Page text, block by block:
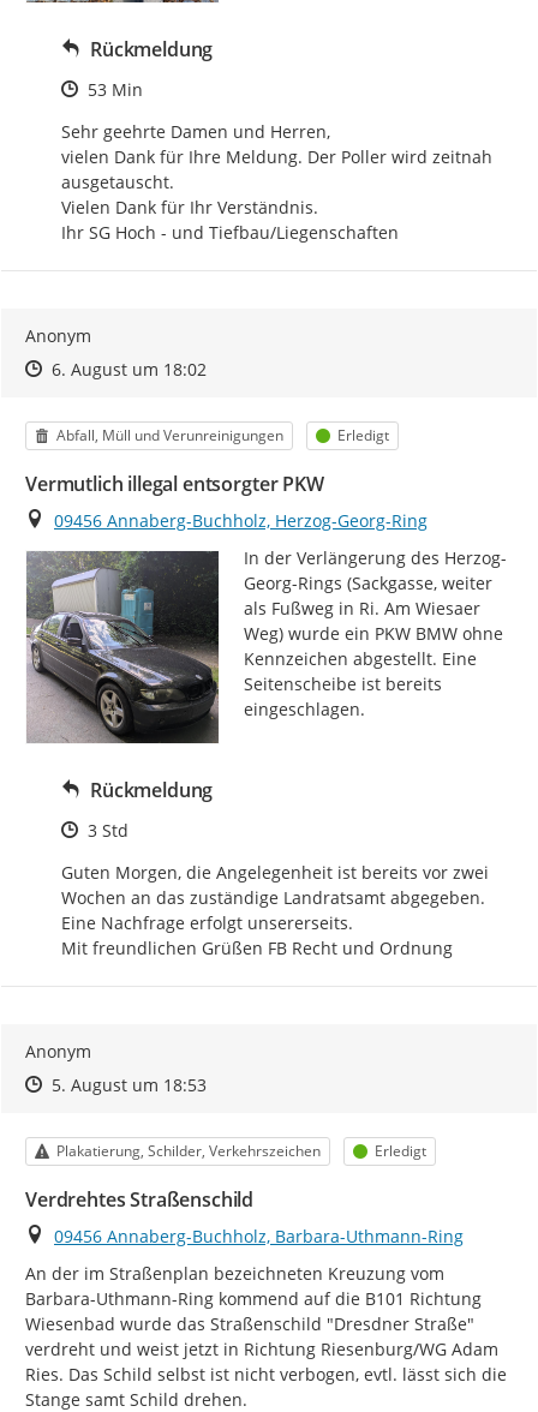
Rückmeldung
Zeitpunkt des Erstellens
53 Min
Sehr geehrte Damen und Herren,
vielen Dank für Ihre Meldung. Der Poller wird zeitnah
ausgetauscht.
Vielen Dank für Ihr Verständnis.
Ihr SG Hoch - und Tiefbau/Liegenschaften
Anonym
Zeitpunkt des Erstellens
Zeitpunkt des Erstellens
6. August um 18:02Zur Äußerung
Kategorie
Abfall, Müll und Verunreinigungen Status
Erledigt
Vermutlich illegal entsorgter PKW
Ort
09456 Annaberg-Buchholz, Herzog-Georg-Ring
In der Verlängerung des Herzog-
Georg-Rings (Sackgasse, weiter
als Fußweg in Ri. Am Wiesaer
Weg) wurde ein PKW BMW ohne
Kennzeichen abgestellt. Eine
Seitenscheibe ist bereits
eingeschlagen.
Rückmeldung
Zeitpunkt des Erstellens
3 Std
Guten Morgen, die Angelegenheit ist bereits vor zwei
Wochen an das zuständige Landratsamt abgegeben.
Eine Nachfrage erfolgt unsererseits.
Mit freundlichen Grüßen FB Recht und Ordnung
Anonym
Zeitpunkt des Erstellens
Zeitpunkt des Erstellens
5. August um 18:53Zur Äußerung
Kategorie
Plakatierung, Schilder, Verkehrszeichen Status
Erledigt
Verdrehtes Straßenschild
Ort
09456 Annaberg-Buchholz, Barbara-Uthmann-Ring
An der im Straßenplan bezeichneten Kreuzung vom
Barbara-Uthmann-Ring kommend auf die B101 Richtung
Wiesenbad wurde das Straßenschild "Dresdner Straße"
verdreht und weist jetzt in Richtung Riesenburg/WG Adam
Ries. Das Schild selbst ist nicht verbogen, evtl. lässt sich die
Stange samt Schild drehen.